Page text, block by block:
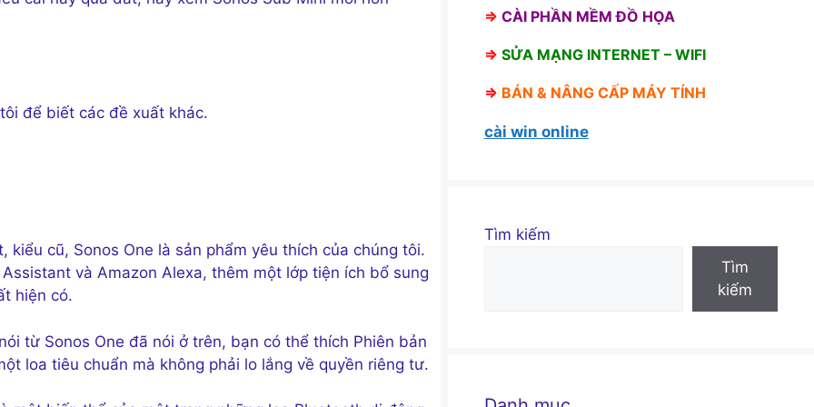
để biết các đề xuất khác.
cũ, Sonos One là sản phẩm yêu thích của chúng tôi.
và Amazon Alexa, thêm một lớp tiện ích bổ sung
hiện có.
từ Sonos One đã nói ở trên, bạn có thể thích Phiên bản
loa tiêu chuẩn mà không phải lo lắng về quyền riêng tư.
⇒ CÀI PHẦN MỀM ĐỒ HỌA
⇒ SỬA MẠNG INTERNET – WIFI
⇒ BÁN & NÂNG CẤP MÁY TÍNH
cài win online
Tìm kiếm
Tìm
kiếm